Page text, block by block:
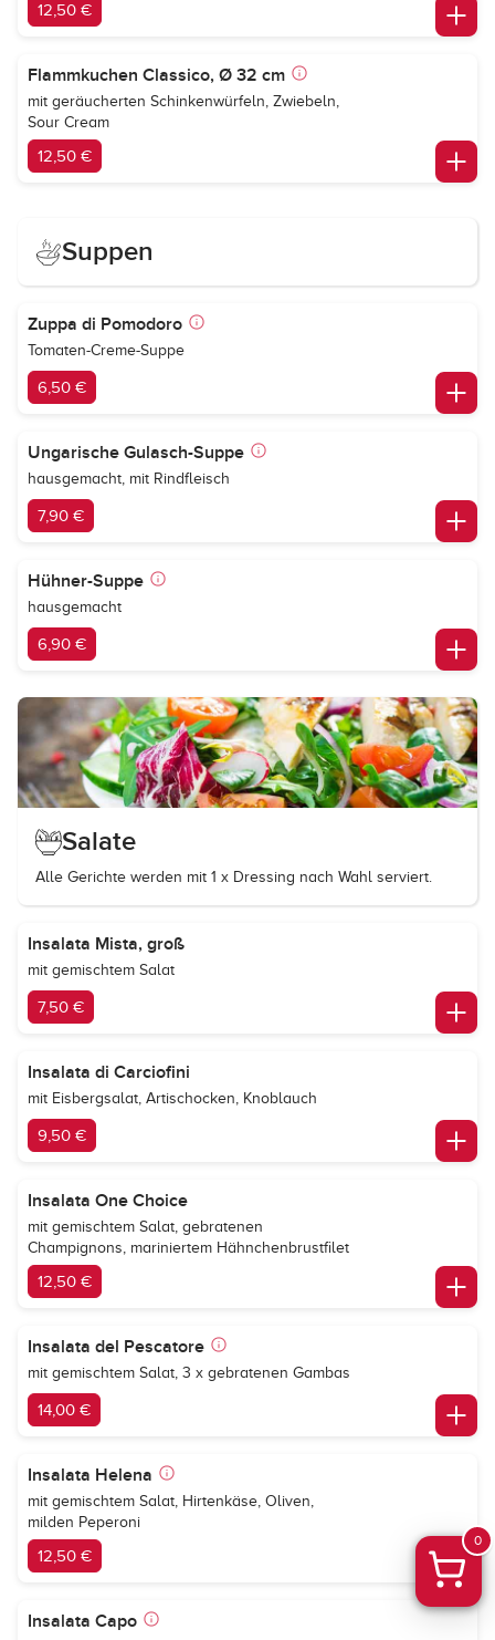
12,50 €
Flammkuchen Classico, Ø 32 cm
mit geräucherten Schinkenwürfeln, Zwiebeln,
Sour Cream
12,50 €
Suppen
Zuppa di Pomodoro
Tomaten-Creme-Suppe
6,50 €
Ungarische Gulasch-Suppe
hausgemacht, mit Rindfleisch
7,90 €
Hühner-Suppe
hausgemacht
6,90 €
Salate
Alle Gerichte werden mit 1 x Dressing nach Wahl serviert.
Insalata Mista, groß
mit gemischtem Salat
7,50 €
Insalata di Carciofini
mit Eisbergsalat, Artischocken, Knoblauch
9,50 €
Insalata One Choice
mit gemischtem Salat, gebratenen
Champignons, mariniertem Hähnchenbrustfilet
12,50 €
Insalata del Pescatore
mit gemischtem Salat, 3 x gebratenen Gambas
14,00 €
Insalata Helena
mit gemischtem Salat, Hirtenkäse, Oliven,
milden Peperoni
12,50 €
Insalata Capo
0